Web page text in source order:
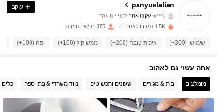
panyuelalian
עקבו אחר
4.88
78 עוקבים
4.88 78 עוקבים
4.88 78 עוקבים
עוקב
4.5K נמכרו לאחרונה 375 רכישה חוזרת
שימושי (300+) איכות טובה (200+) ממש קול (100+) יפה (100+)
אתה עשוי גם לאהוב
מומלצים בית & מגורים שעונים ותכשיטים ציוד משרדי & בתי ספר כלים